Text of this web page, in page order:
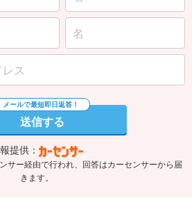
送信する
提供：
サー経由で行われ、回答はカーセンサーから届
きます。